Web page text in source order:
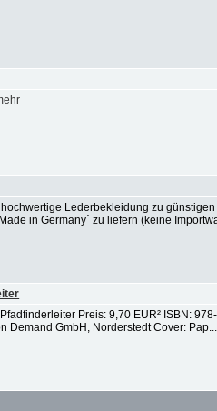
Lederbekleidung zu
in Germany´ zu liefern (keine
Preis: 9,70 EUR² ISBN:
Demand GmbH, Norderstedt Cover: Pap...